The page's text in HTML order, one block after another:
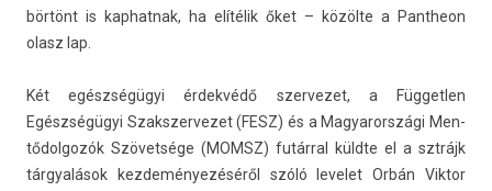
börtönt is kap­hatnak, ha elítélik őket – közölte a Pantheon
olasz lap.
Két egészségügyi érdekvédő szer­vezet, a Füg­getl­en
Egészségügyi Szakszer­vezet (FESZ) és a Magyarországi Men­
tődol­gozók Szövetsége (MOMSZ) futárral küldte el a sztrájk
tárgyalások kez­deményezéséről szóló levelet Orbán Vik­tor